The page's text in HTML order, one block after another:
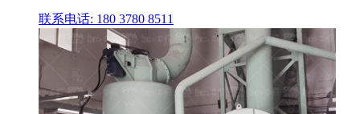
联系电话: 180 3780 8511